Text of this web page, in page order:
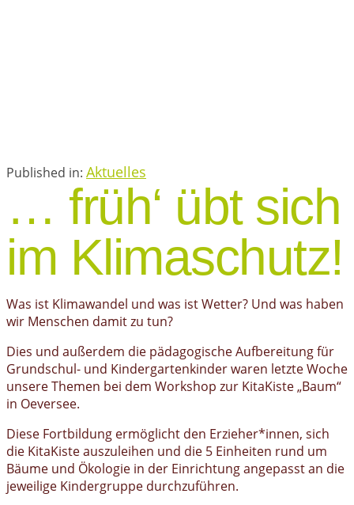
Published in: Aktuelles
… früh‘ übt sich
im Klimaschutz!
Was ist Klimawandel und was ist Wetter? Und was haben
wir Menschen damit zu tun?
Dies und außerdem die pädagogische Aufbereitung für
Grundschul- und Kindergartenkinder waren letzte Woche
unsere Themen bei dem Workshop zur KitaKiste „Baum“
in Oeversee.
Diese Fortbildung ermöglicht den Erzieher*innen, sich
die KitaKiste auszuleihen und die 5 Einheiten rund um
Bäume und Ökologie in der Einrichtung angepasst an die
jeweilige Kindergruppe durchzuführen.